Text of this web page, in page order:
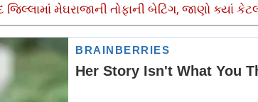
મેઘરાજાની તોફાની બેટિંગ, જાણો ક્યાં